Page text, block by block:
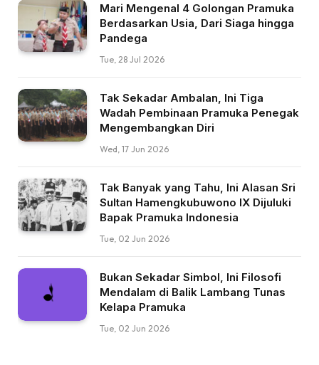
Mari Mengenal 4 Golongan Pramuka
Berdasarkan Usia, Dari Siaga hingga
Pandega
Tue, 28 Jul 2026
Tak Sekadar Ambalan, Ini Tiga
Wadah Pembinaan Pramuka Penegak
Mengembangkan Diri
Wed, 17 Jun 2026
Tak Banyak yang Tahu, Ini Alasan Sri
Sultan Hamengkubuwono IX Dijuluki
Bapak Pramuka Indonesia
Tue, 02 Jun 2026
Bukan Sekadar Simbol, Ini Filosofi
Mendalam di Balik Lambang Tunas
Kelapa Pramuka
Tue, 02 Jun 2026